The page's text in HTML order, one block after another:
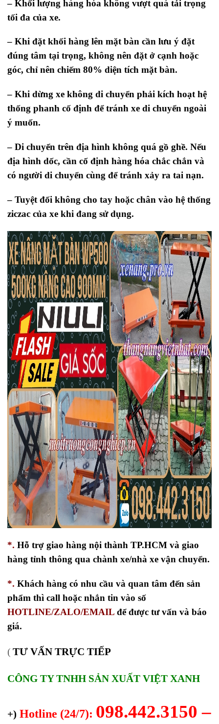
– Khối lượng hàng hóa không vượt quá tải trọng
tối đa của xe.
– Khi đặt khối hàng lên mặt bàn cần lưu ý đặt
đúng tâm tại trọng, không nên đặt ở cạnh hoặc
góc, chỉ nên chiếm 80% diện tích mặt bàn.
– Khi dừng xe không di chuyển phải kích hoạt hệ
thống phanh cố định để tránh xe di chuyển ngoài
ý muốn.
– Di chuyển trên địa hình không quá gồ ghề. Nếu
địa hình dốc, cần cố định hàng hóa chắc chắn và
có người di chuyển cùng để tránh xảy ra tai nạn.
– Tuyệt đối không cho tay hoặc chân vào hệ thống
ziczac của xe khi đang sử dụng.
*. Hỗ trợ giao hàng nội thành TP.HCM và giao
hàng tỉnh thông qua chành xe/nhà xe vận chuyển.
*. Khách hàng có nhu cầu và quan tâm đến sản
phẩm thì call hoặc nhắn tin vào số
HOTLINE/ZALO/EMAIL để được tư vấn và báo
giá.
( TƯ VẤN TRỰC TIẾP
CÔNG TY TNHH SẢN XUẤT VIỆT XANH
+) Hotline (24/7): 098.442.3150 –